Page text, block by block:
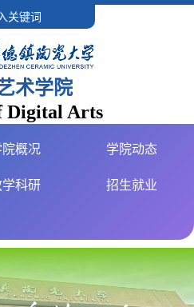
术学院
Digital Arts
院概况 学院动态
学科研 招生就业